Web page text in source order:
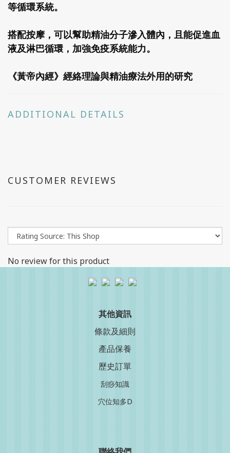
等循環系統。
搭配按摩，可以幫助精油分子滲入體內，且能促進血
液及淋巴循環，加強免疫系統能力。
《黃帝內經》經絡理論與精油療法外用的研究
ADDITIONAL DETAILS
CUSTOMER REVIEWS
No review for this product
其他資訊
條款及細則
產品保養
歷史訂單
刮痧知識
穴位知多D